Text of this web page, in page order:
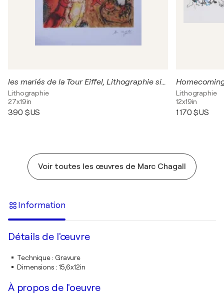
les mariés de la Tour Eiffel, Lithographie signée
Lithographie
27x19in
390 $US
Lithographie
12x19in
1 170 $US
Voir toutes les œuvres de Marc Chagall
Information
Détails de l'œuvre
Technique: Gravure
Dimensions : 15,6x12in
À propos de l'oeuvre